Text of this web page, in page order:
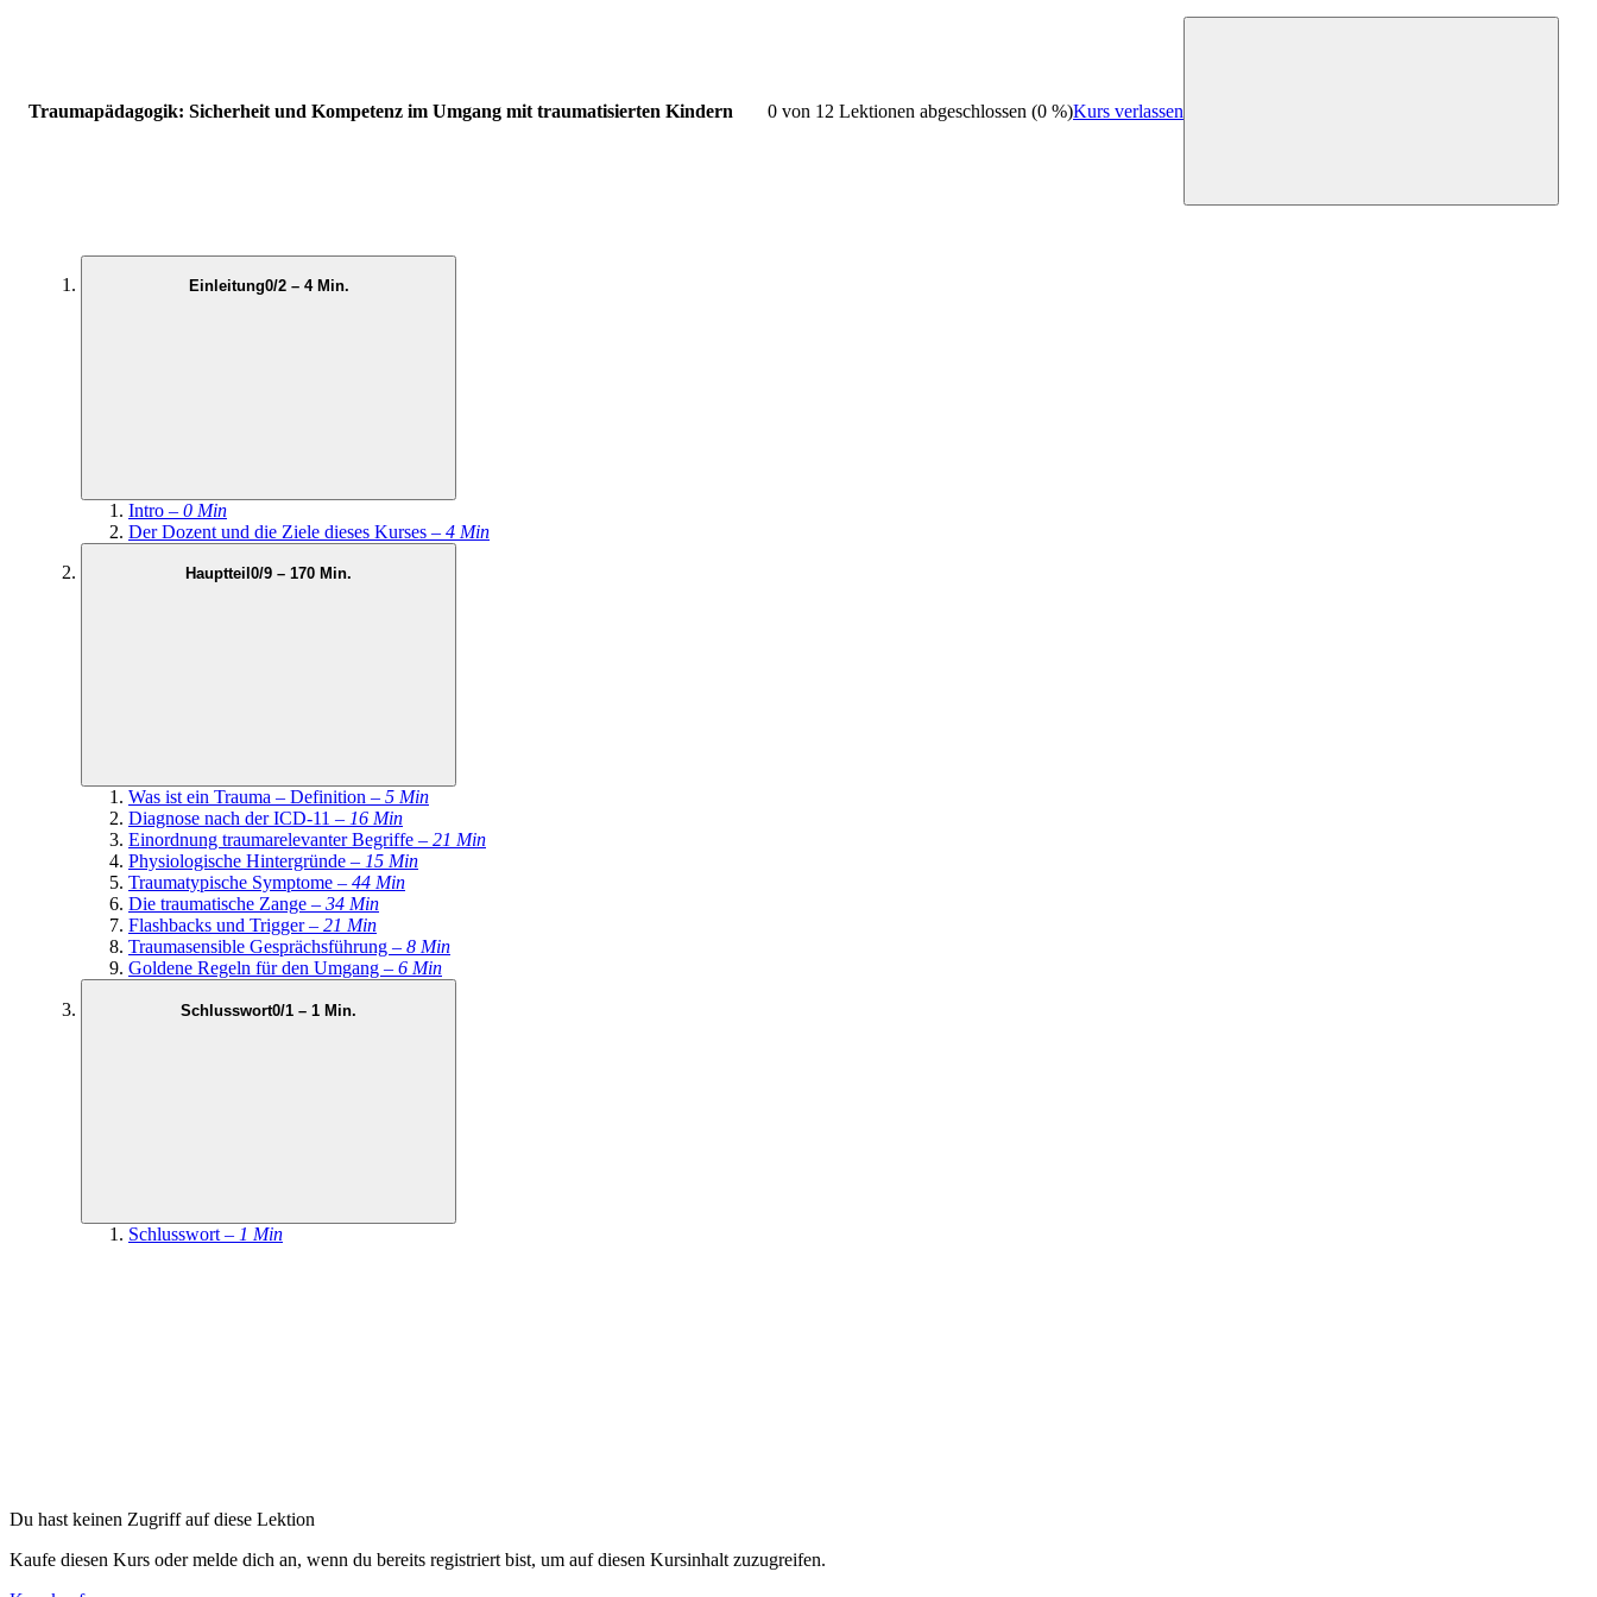
Traumapädagogik: Sicherheit und Kompetenz im Umgang mit traumatisierten Kindern 0 von 12 Lektionen abgeschlossen (0 %)Kurs verlassen
Einleitung0/2 – 4 Min.
Intro – 0 Min
Der Dozent und die Ziele dieses Kurses – 4 Min
Hauptteil 0/9 – 170 Min.
Was ist ein Trauma – Definition – 5 Min
Diagnose nach der ICD-11 – 16 Min
Einordnung traumarelevanter Begriffe – 21 Min
Physiologische Hintergründe – 15 Min
Traumatypische Symptome – 44 Min
Die traumatische Zange – 34 Min
Flashbacks und Trigger – 21 Min
Traumasensible Gesprächsführung – 8 Min
Goldene Regeln für den Umgang – 6 Min
Schlusswort0/1 – 1 Min.
Schlusswort – 1 Min
Du hast keinen Zugriff auf diese Lektion
Kaufe diesen Kurs oder melde dich an, wenn du bereits registriert bist, um auf diesen Kursinhalt zuzugreifen.